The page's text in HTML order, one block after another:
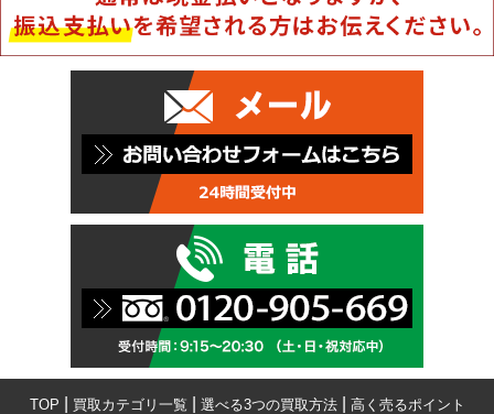
TOP 買取カテゴリ一覧 選べる3つの買取方法| 高く売るポイント